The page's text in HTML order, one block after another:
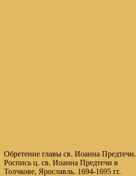
Обретение главы св. Иоанна Предтечи.
Роспись ц. св. Иоанна Предтечи в
Толчкове, Ярославль. 1694-1695 гг.